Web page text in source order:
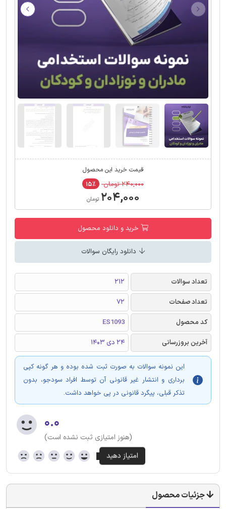
قیمت خرید این محصول
۲۴۰,۰۰۰ تومان ۱۵٪
۲۰۴,۰۰۰ تومان
خرید و دانلود محصول
دانلود رایگان سوالات
تعداد سوالات
212
تعداد صفحات
72
کد محصول
ES1093
آخرین بروزرسانی
24 دی 1403
این نمونه سوالات به صورت ثبت شده بوده و هر گونه کپی
برداری و انتشار غیر قانونی آن توسط افراد سودجو، بدون
تذکر قبلی، پیگرد قانونی در پی خواهد داشت.
۰.۰
(هنوز امتیازی ثبت نشده است)
جزئیات محصول